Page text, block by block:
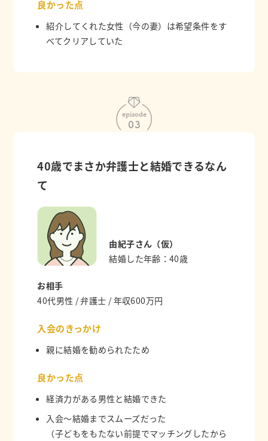
良かった点
紹介してくれた女性（今の妻）は希望条件をす
べてクリアしていた
40歳でまさか弁護士と結婚できるなん
て
由紀子さん（仮）
結婚した年齢：40歳
お相手
40代男性 / 弁護士 / 年収600万円
入会のきっかけ
親に結婚を勧められたため
良かった点
経済力がある男性と結婚できた
入会〜結婚までスムーズだった
（子どもをもたない前提でマッチングしたから